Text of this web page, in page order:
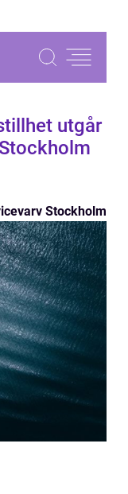
utgår
Stockholm